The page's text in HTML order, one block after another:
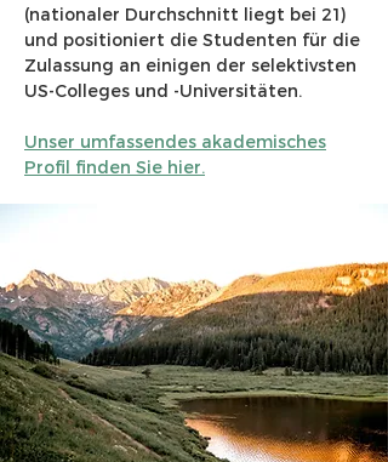
(nationaler Durchschnitt liegt bei 21)
und positioniert die Studenten für die
Zulassung an einigen der selektivsten
US-Colleges und -Universitäten.
Unser umfassendes akademisches
Profil finden Sie hier.